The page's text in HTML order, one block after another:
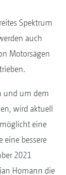
Spektrum
auch
Motorsägen
und um dem
wird aktuell
eine
eine bessere
2021
Homann die